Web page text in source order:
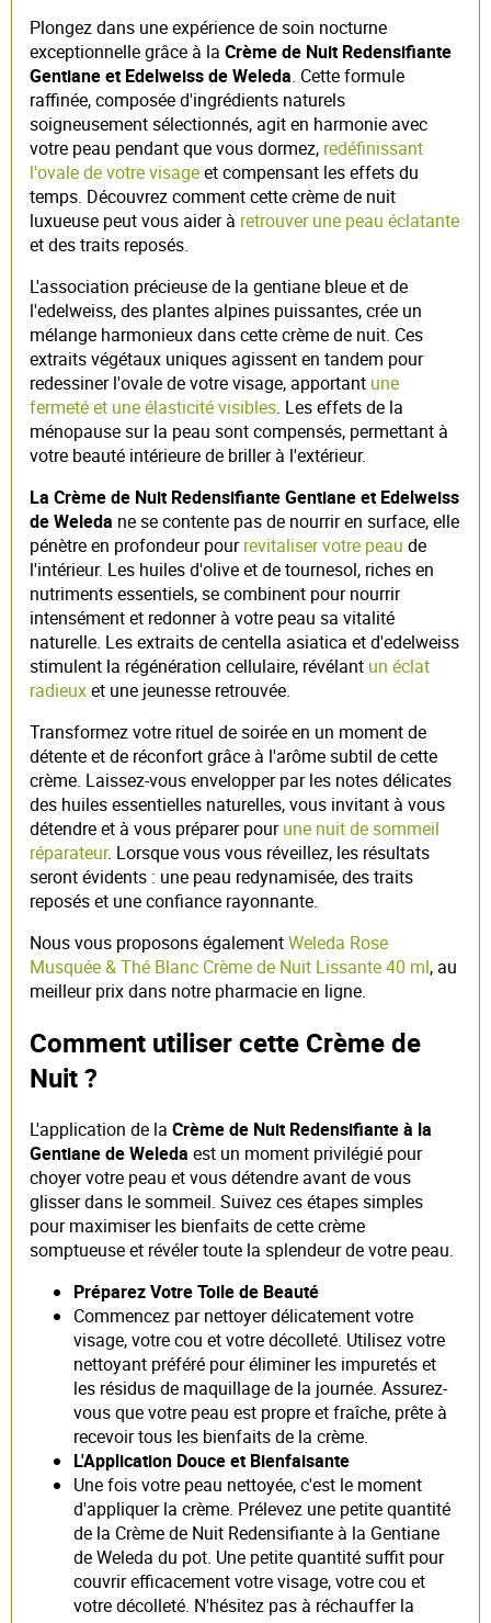
Plongez dans une expérience de soin nocturne
exceptionnelle grâce à la Crème de Nuit Redensifiante
Gentiane et Edelweiss de Weleda. Cette formule
raffinée, composée d'ingrédients naturels
soigneusement sélectionnés, agit en harmonie avec
votre peau pendant que vous dormez, redéfinissant
l'ovale de votre visageet compensant les effets du
temps. Découvrez comment cette crème de nuit
luxueuse peut vous aider à retrouver une peau éclatante
et des traits reposés.
L'association précieuse de la gentiane bleue et de
l'edelweiss, des plantes alpines puissantes, crée un
mélange harmonieux dans cette crème de nuit. Ces
extraits végétaux uniques agissent en tandem pour
redessiner l'ovale de votre visage, apportant une
fermeté et une élasticité visibles. Les effets de la
ménopause sur la peau sont compensés, permettant à
votre beauté intérieure de briller à l'extérieur.
La Crème de Nuit Redensifiante Gentiane et Edelweiss
de Weleda ne se contente pas de nourrir en surface, elle
pénètre en profondeur pourrevitaliser votre peau de
l'intérieur. Les huiles d'olive et de tournesol, riches en
nutriments essentiels, se combinent pour nourrir
intensément et redonner à votre peau sa vitalité
naturelle. Les extraits de centella asiatica et d'edelweiss
stimulent la régénération cellulaire, révélant un éclat
radieuxet une jeunesse retrouvée.
Transformez votre rituel de soirée en un moment de
détente et de réconfort grâce à l'arôme subtil de cette
crème. Laissez-vous envelopper par les notes délicates
des huiles essentielles naturelles, vous invitant à vous
détendre et à vous préparer pourune nuit de sommeil
réparateur. Lorsque vous vous réveillez, les résultats
seront évidents : une peau redynamisée, des traits
reposés et une confiance rayonnante.
Nous vous proposons égalementWeleda Rose
Musquée & Thé Blanc Crème de Nuit Lissante 40 ml, au
meilleur prix dans notre pharmacie en ligne.
Comment utiliser cette Crème de
Nuit ?
L'application de la Crème de Nuit Redensifiante à la
Gentiane de Weleda est un moment privilégié pour
choyer votre peau et vous détendre avant de vous
glisser dans le sommeil. Suivez ces étapes simples
pour maximiser les bienfaits de cette crème
somptueuse et révéler toute la splendeur de votre peau.
Préparez Votre Toile de Beauté
Commencez par nettoyer délicatement votre
visage, votre cou et votre décolleté. Utilisez votre
nettoyant préféré pour éliminer les impuretés et
les résidus de maquillage de la journée. Assurez-
vous que votre peau est propre et fraîche, prête à
recevoir tous les bienfaits de la crème.
L'Application Douce et Bienfaisante
Une fois votre peau nettoyée, c'est le moment
d'appliquer la crème. Prélevez une petite quantité
de la Crème de Nuit Redensifiante à la Gentiane
de Weleda du pot. Une petite quantité suffit pour
couvrir efficacement votre visage, votre cou et
votre décolleté. N'hésitez pas à réchauffer la